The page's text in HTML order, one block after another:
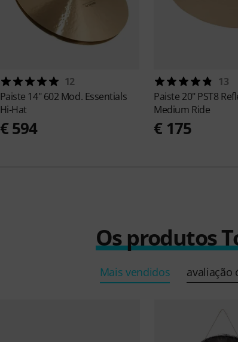
12
Paiste 14" 602 Mod. Essentials
Hi-Hat
€ 594
13
Paiste 20" PST8
Medium Ride
€ 175
Os produtos
Mais vendidos avaliação